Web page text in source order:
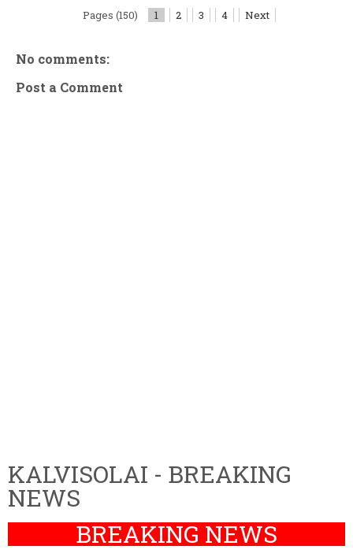
Pages (150) 1 2 3 4 Next
No comments:
Post a Comment
KALVISOLAI - BREAKING
NEWS
BREAKING NEWS